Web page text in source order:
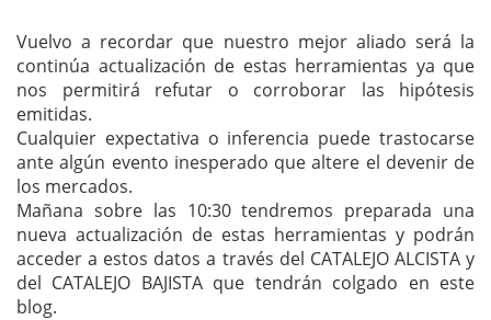
Vuelvo a recordar que nuestro mejor aliado será la
continúa actualización de estas herramientas ya que
nos permitirá refutar o corroborar las hipótesis
emitidas.
Cualquier expectativa o inferencia puede trastocarse
ante algún evento inesperado que altere el devenir de
los mercados.
Mañana sobre las 10:30 tendremos preparada una
nueva actualización de estas herramientas y podrán
acceder a estos datos a través del CATALEJO ALCISTA y
del CATALEJO BAJISTA que tendrán colgado en este
blog.